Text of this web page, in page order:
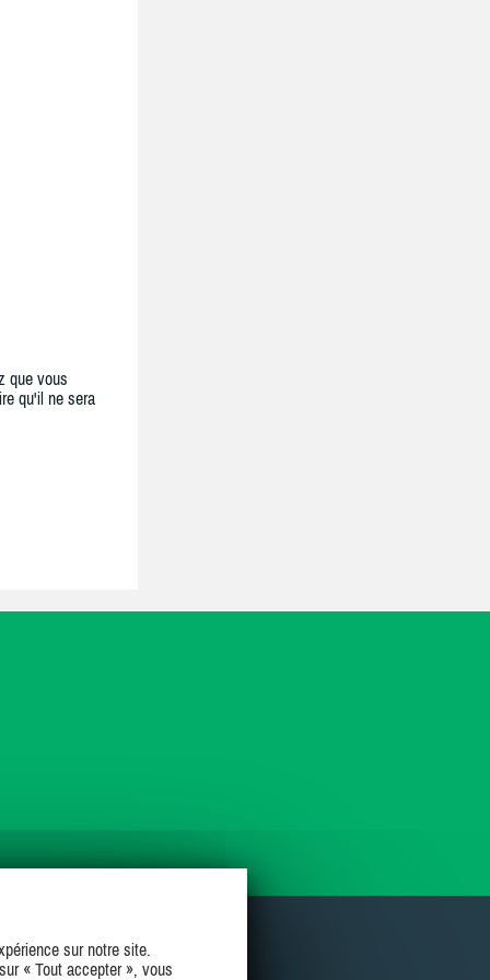
que vous
qu'il ne sera
sur notre site.
« Tout accepter », vous